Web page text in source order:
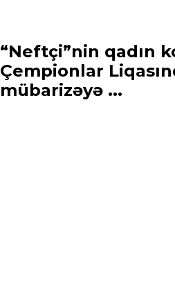
“Neftçi”nin qadın
Çempionlar
mübarizəyə ...